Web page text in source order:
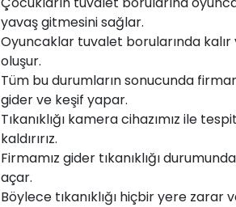
yavaş gitmesini sağlar.
Oyuncaklar tuvalet borularında kalır
oluşur.
Tüm bu durumların sonucunda
gider ve keşif yapar.
Tıkanıklığı kamera cihazımız ile
kaldırırız.
Firmamız gider tıkanıklığı
açar.
Böylece tıkanıklığı hiçbir yere zarar